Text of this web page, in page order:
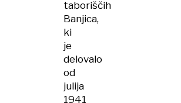
taboriščih
Banjica,
ki
je
delovalo
od
julija
1941